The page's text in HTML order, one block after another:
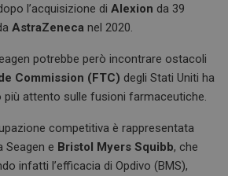
l’acquisizione diAlexion da 39
AstraZeneca nel 2020.
potrebbe però incontrare ostacoli
Commission (FTC) degli Stati Uniti ha
attento sulle fusioni farmaceutiche.
competitiva è rappresentata
Seagen e Bristol Myers Squibb, che
infatti l’efficacia di Opdivo (BMS),